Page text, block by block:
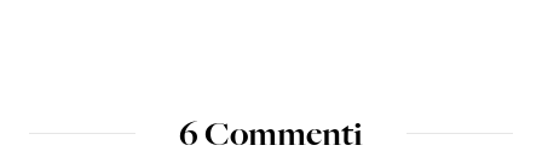
6 Commenti